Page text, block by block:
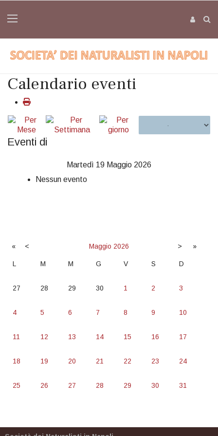
Calendario eventi
Eventi di
Martedì 19 Maggio 2026
Nessun evento
« < Maggio 2026 > »
L M M G V S D
27 28 29 30 1 2 3
4 5 6 7 8 9 10
11 12 13 14 15 16 17
18 19 20 21 22 23 24
25 26 27 28 29 30 31